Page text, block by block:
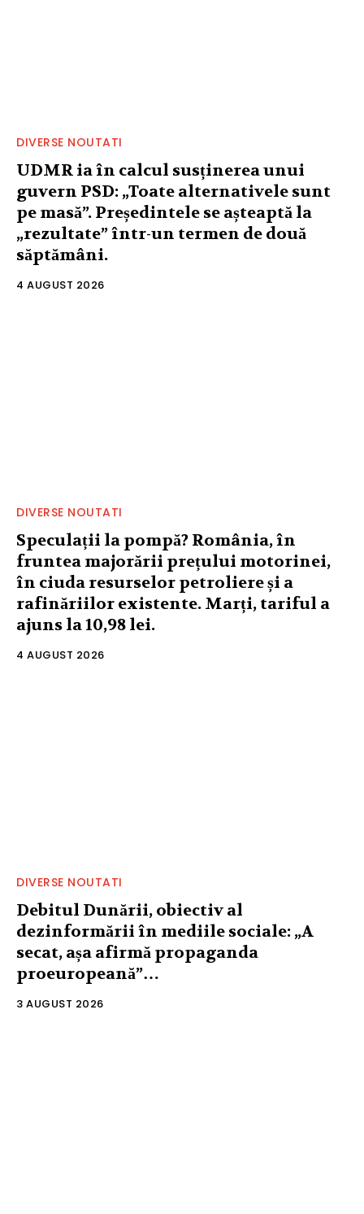
DIVERSE NOUTATI
UDMR ia în calcul susținerea unui
guvern PSD: „Toate alternativele sunt
pe masă”. Președintele se așteaptă la
„rezultate” într-un termen de două
săptămâni.
4 AUGUST 2026
DIVERSE NOUTATI
Speculații la pompă? România, în
fruntea majorării prețului motorinei,
în ciuda resurselor petroliere și a
rafinăriilor existente. Marți, tariful a
ajuns la 10,98 lei.
4 AUGUST 2026
DIVERSE NOUTATI
Debitul Dunării, obiectiv al
dezinformării în mediile sociale: „A
secat, așa afirmă propaganda
proeuropeană”…
3 AUGUST 2026